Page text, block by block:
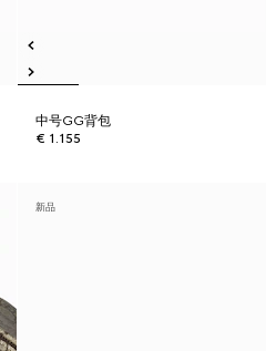
中号GG背包
€ 1.155
新品